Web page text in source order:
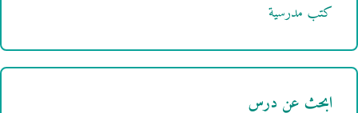
كتب مدرسية
ابحث عن درس